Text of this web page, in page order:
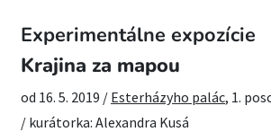
Experimentálne expozície
Krajina za mapou
od 16. 5. 2019 / Esterházyho palác, 1.
/ kurátorka: Alexandra Kusá